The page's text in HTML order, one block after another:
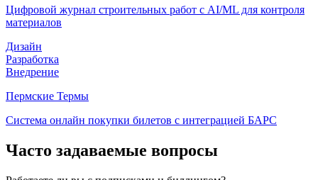
Цифровой журнал строительных работ с AI/ML для контроля
материалов
Дизайн
Разработка
Внедрение
Пермские Термы
Система онлайн покупки билетов с интеграцией БАРС
Часто задаваемые вопросы